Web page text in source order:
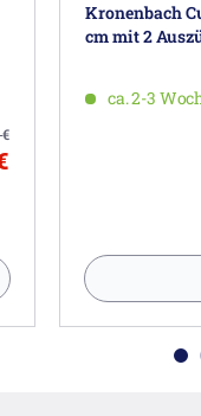
€
Kronenbach
cm mit 2
ca. 2-3